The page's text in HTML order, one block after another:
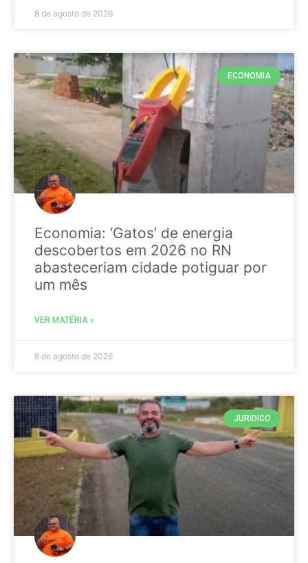
8 de agosto de 2026
ECONOMIA
Economia: ‘Gatos’ de energia
descobertos em 2026 no RN
abasteceriam cidade potiguar por
um mês
VER MATÉRIA »
8 de agosto de 2026
JURIDICO